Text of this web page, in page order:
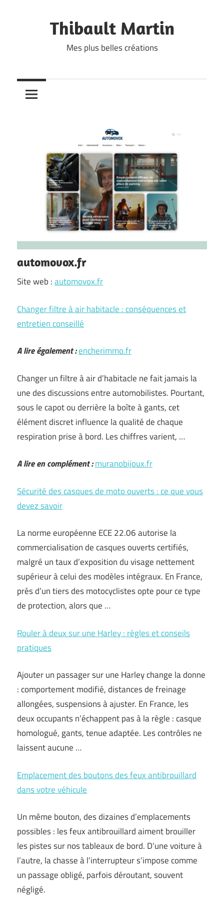
Thibault Martin
Mes plus belles créations
automovox.fr
Site web :automovox.fr
Changer filtre à air habitacle : conséquences et
entretien conseillé
A lire également :encherimmo.fr
Changer un filtre à air d’habitacle ne fait jamais la
une des discussions entre automobilistes. Pourtant,
sous le capot ou derrière la boîte à gants, cet
élément discret influence la qualité de chaque
respiration prise à bord. Les chiffres varient, …
A lire en complément :muranobijoux.fr
Sécurité des casques de moto ouverts : ce que vous
devez savoir
La norme européenne ECE 22.06 autorise la
commercialisation de casques ouverts certifiés,
malgré un taux d’exposition du visage nettement
supérieur à celui des modèles intégraux. En France,
près d’un tiers des motocyclistes opte pour ce type
de protection, alors que …
Rouler à deux sur une Harley : règles et conseils
pratiques
Ajouter un passager sur une Harley change la donne
: comportement modifié, distances de freinage
allongées, suspensions à ajuster. En France, les
deux occupants n’échappent pas à la règle : casque
homologué, gants, tenue adaptée. Les contrôles ne
laissent aucune …
Emplacement des boutons des feux antibrouillard
dans votre véhicule
Un même bouton, des dizaines d’emplacements
possibles : les feux antibrouillard aiment brouiller
les pistes sur nos tableaux de bord. D’une voiture à
l’autre, la chasse à l’interrupteur s’impose comme
un passage obligé, parfois déroutant, souvent
négligé.